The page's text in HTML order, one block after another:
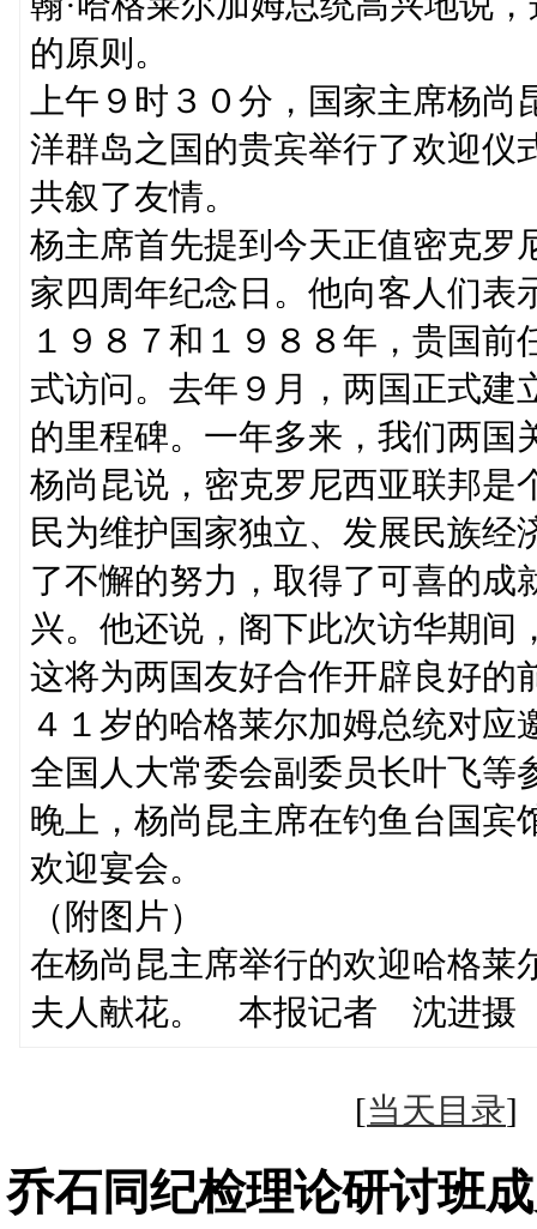
的原则。
上午９时３０分，国家主席杨
洋群岛之国的贵宾举行了欢迎仪
共叙了友情。
杨主席首先提到今天正值密克罗
家四周年纪念日。他向客人们表
１９８７和１９８８年，贵国
式访问。去年９月，两国正式建
的里程碑。一年多来，我们两国
杨尚昆说，密克罗尼西亚联邦是
民为维护国家独立、发展民族
了不懈的努力，取得了可喜的成
兴。他还说，阁下此次访华期间
这将为两国友好合作开辟良好的
４１岁的哈格莱尔加姆总统对
全国人大常委会副委员长叶飞等
晚上，杨尚昆主席在钓鱼台国宾
欢迎宴会。
（附图片）
在杨尚昆主席举行的欢迎哈格莱
夫人献花。 本报记者 沈进摄
[当天目录
乔石同纪检理论研讨班